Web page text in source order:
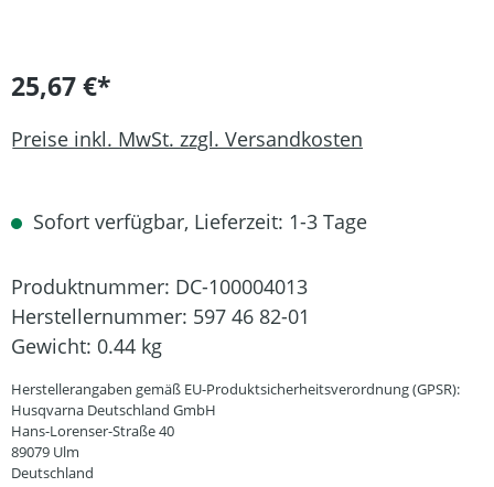
25,67 €*
Preise inkl. MwSt. zzgl. Versandkosten
Sofort verfügbar, Lieferzeit: 1-3 Tage
Produktnummer: DC-100004013
Herstellernummer: 597 46 82-01
Gewicht: 0.44 kg
Herstellerangaben gemäß EU-Produktsicherheitsverordnung (GPSR):
Husqvarna Deutschland GmbH
Hans-Lorenser-Straße 40
89079 Ulm
Deutschland